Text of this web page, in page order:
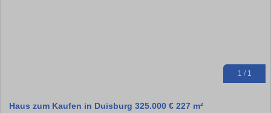
1 / 1
Haus zum Kaufen in Duisburg 325.000 € 227 m²